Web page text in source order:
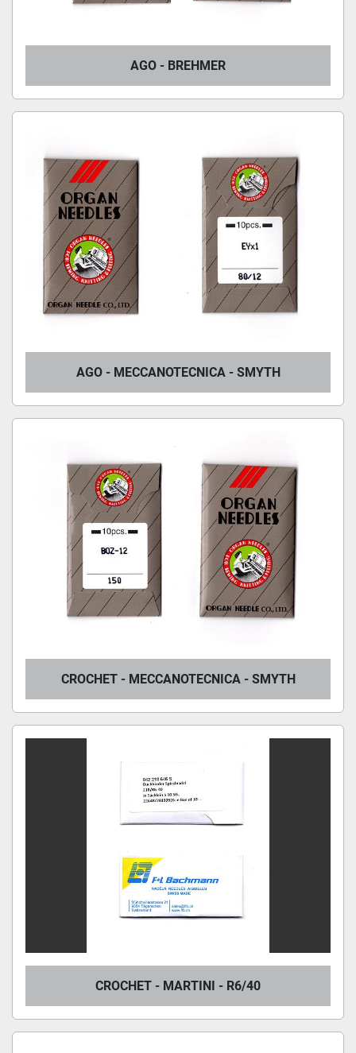
AGO - BREHMER
AGO - MECCANOTECNICA - SMYTH
CROCHET - MECCANOTECNICA - SMYTH
CROCHET - MARTINI - R6/40